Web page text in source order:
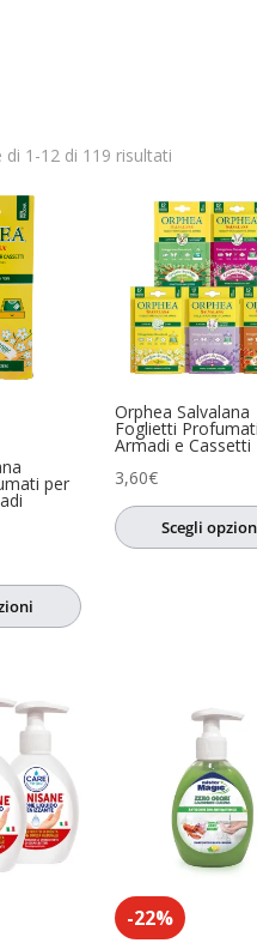
prodotto
Casa
Accessori(0)
Accessori
(0)
di 1-12 di 119 risultati
per
Orphea Salvalana
Foglietti
Armadi e Cassetti
3,60€
Scegli
-22%